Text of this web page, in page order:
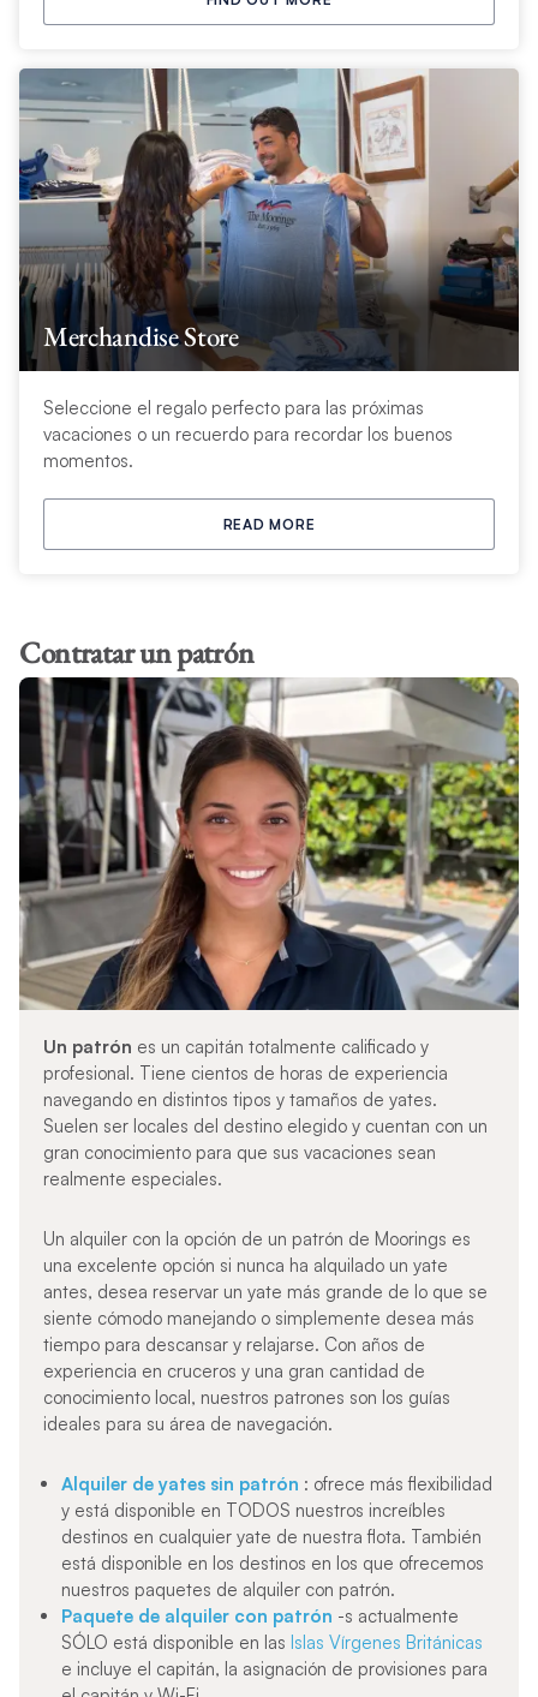
Merchandise Store
Seleccione el regalo perfecto para las próximas
vacaciones o un recuerdo para recordar los buenos
momentos.
READ MORE
Contratar un patrón
Un patrón es un capitán totalmente calificado y
profesional. Tiene cientos de horas de experiencia
navegando en distintos tipos y tamaños de yates.
Suelen ser locales del destino elegido y cuentan con un
gran conocimiento para que sus vacaciones sean
realmente especiales.
Un alquiler con la opción de un patrón de Moorings es
una excelente opción si nunca ha alquilado un yate
antes, desea reservar un yate más grande de lo que se
siente cómodo manejando o simplemente desea más
tiempo para descansar y relajarse. Con años de
experiencia en cruceros y una gran cantidad de
conocimiento local, nuestros patrones son los guías
ideales para su área de navegación.
Alquiler de yates sin patrón : ofrece más flexibilidad
y está disponible en TODOS nuestros increíbles
destinos en cualquier yate de nuestra flota. También
está disponible en los destinos en los que ofrecemos
nuestros paquetes de alquiler con patrón.
Paquete de alquiler con patrón -s actualmente
SÓLO está disponible en las Islas Vírgenes Británicas
e incluye el capitán, la asignación de provisiones para